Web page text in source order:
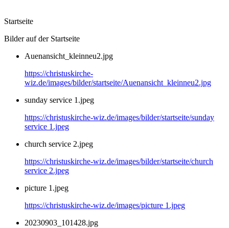
Startseite
Bilder auf der Startseite
Auenansicht_kleinneu2.jpg
https://christuskirche-
wiz.de/images/bilder/startseite/Auenansicht_kleinneu2.jpg
sunday service 1.jpeg
https://christuskirche-wiz.de/images/bilder/startseite/sunday
service 1.jpeg
church service 2.jpeg
https://christuskirche-wiz.de/images/bilder/startseite/church
service 2.jpeg
picture 1.jpeg
https://christuskirche-wiz.de/images/picture 1.jpeg
20230903_101428.jpg